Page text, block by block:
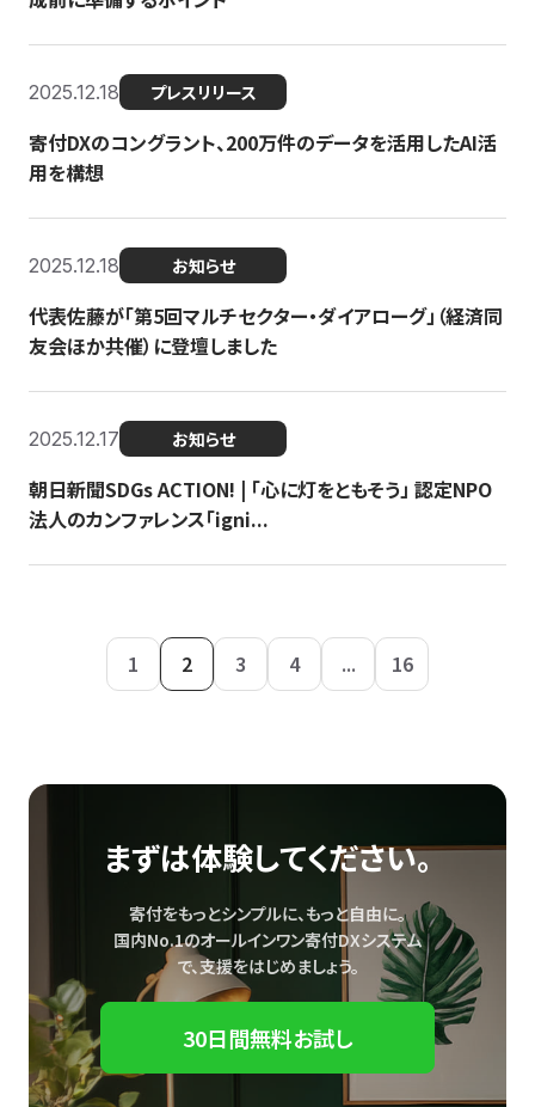
2025.12.18 プレスリリース
寄付DXのコングラント、200万件のデータを活用したAI活
用を構想
2025.12.18 お知らせ
代表佐藤が「第5回マルチセクター・ダイアローグ」（経済同
友会ほか共催）に登壇しました
2025.12.17 お知らせ
朝日新聞SDGs ACTION! | 「心に灯をともそう」 認定NPO
法人のカンファレンス「igni...
1 2 3 4 ... 16
まずは体験してください。
寄付をもっとシンプルに、もっと自由に。
国内No.1のオールインワン寄付DXシステム
で、支援をはじめましょう。
30日間無料お試し